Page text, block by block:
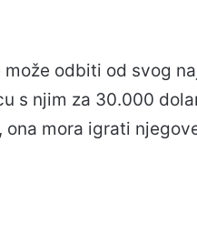
odbiti od svog
s njim za 30.000
mora igrati